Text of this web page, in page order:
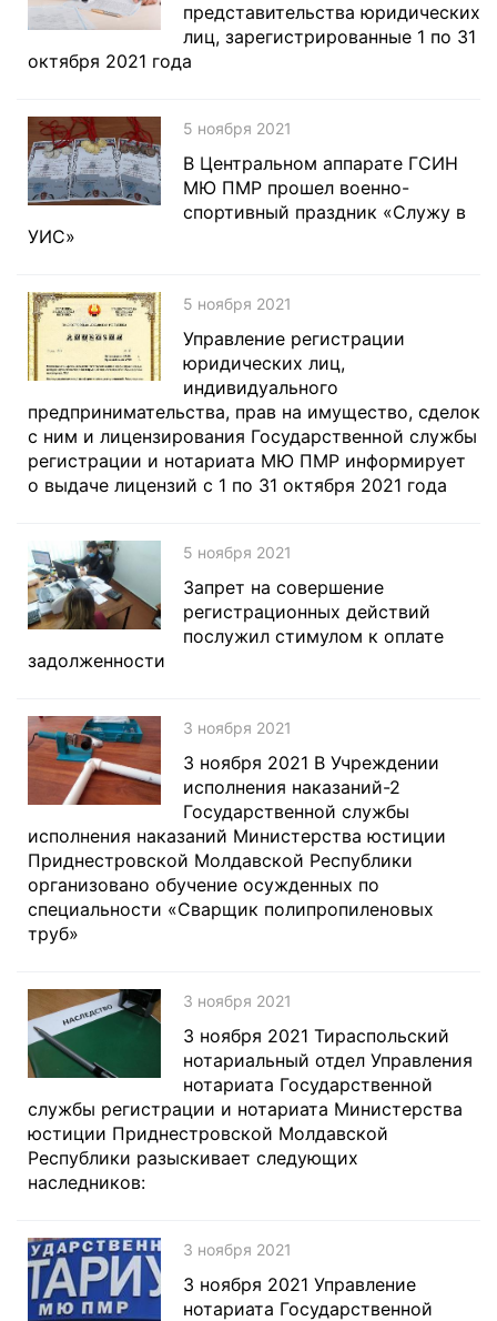
представительства юридических
лиц, зарегистрированные 1 по 31
октября 2021 года
5 ноября 2021
В Центральном аппарате ГСИН
МЮ ПМР прошел военно-
спортивный праздник «Служу в
УИС»
5 ноября 2021
Управление регистрации
юридических лиц,
индивидуального
предпринимательства, прав на имущество, сделок
с ним и лицензирования Государственной службы
регистрации и нотариата МЮ ПМР информирует
о выдаче лицензий с 1 по 31 октября 2021 года
5 ноября 2021
Запрет на совершение
регистрационных действий
послужил стимулом к оплате
задолженности
3 ноября 2021
3 ноября 2021 В Учреждении
исполнения наказаний-2
Государственной службы
исполнения наказаний Министерства юстиции
Приднестровской Молдавской Республики
организовано обучение осужденных по
специальности «Сварщик полипропиленовых
труб»
3 ноября 2021
3 ноября 2021 Тираспольский
нотариальный отдел Управления
нотариата Государственной
службы регистрации и нотариата Министерства
юстиции Приднестровской Молдавской
Республики разыскивает следующих
наследников:
3 ноября 2021
3 ноября 2021 Управление
нотариата Государственной